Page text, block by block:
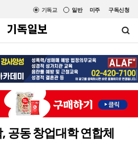
미주 구독신청
일반
기독교
공동 창업대학 연합체